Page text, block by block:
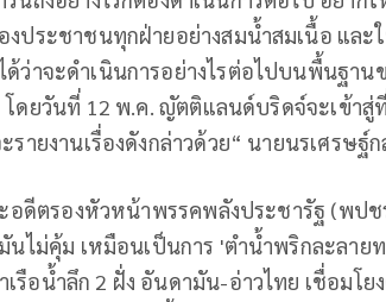
ประชาชนทุกฝ่ายอย่างสมน้ำสมเนื้อ และ
ว่าจะดำเนินการอย่างไรต่อไปบนพื้นฐาน
โดยวันที่ 12 พ.ค. ญัตติแลนด์บริดจ์จะเข้า
ายงานเรื่องดังกล่าวด้วย“ นายนรเศรษฐ์ก
อดีตรองหัวหน้าพรรคพลังประชารัฐ (พปช
นไม่คุ้ม เหมือนเป็นการ 'ตำน้ำพริกละลาย
รือน้ำลึก 2 ฝั่ง อันดามัน-อ่าวไทย เชื่อมโย